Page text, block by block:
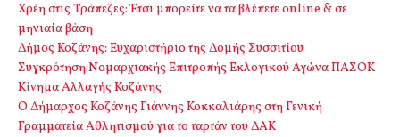
Χρέη στις Τράπεζες: Έτσι μπορείτε να τα βλέπετε online & σε
μηνιαία βάση
Δήμος Κοζάνης: Ευχαριστήριο της Δομής Συσσιτίου
Συγκρότηση Νομαρχιακής Επιτροπής Εκλογικού Αγώνα ΠΑΣΟΚ
Κίνημα Αλλαγής Κοζάνης
Ο Δήμαρχος Κοζάνης Γιάννης Κοκκαλιάρης στη Γενική
Γραμματεία Αθλητισμού για το ταρτάν του ΔΑΚ